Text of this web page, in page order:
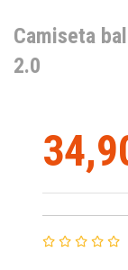
Camiseta
2.0